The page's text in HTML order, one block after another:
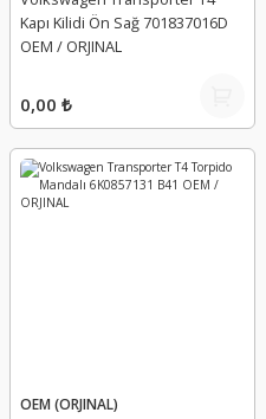
Kapı Kilidi Ön Sağ 701837016D
OEM / ORJINAL
0,00 ₺
OEM (ORJINAL)